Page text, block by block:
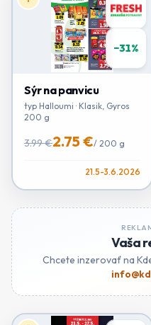
−31%
Sýr na panvicu
typ Halloumi · Klasik, Gyros
200 g
3.99 €2.75 €/ 200 g
21.5-3.6.2026
Vaša
Chcete inzerovať na